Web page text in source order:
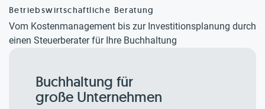
Betriebswirtschaftliche Beratung
Vom Kostenmanagement bis zur Investitionsplanung durch
einen Steuerberater für Ihre Buchhaltung
Buchhaltung für
große Unternehmen